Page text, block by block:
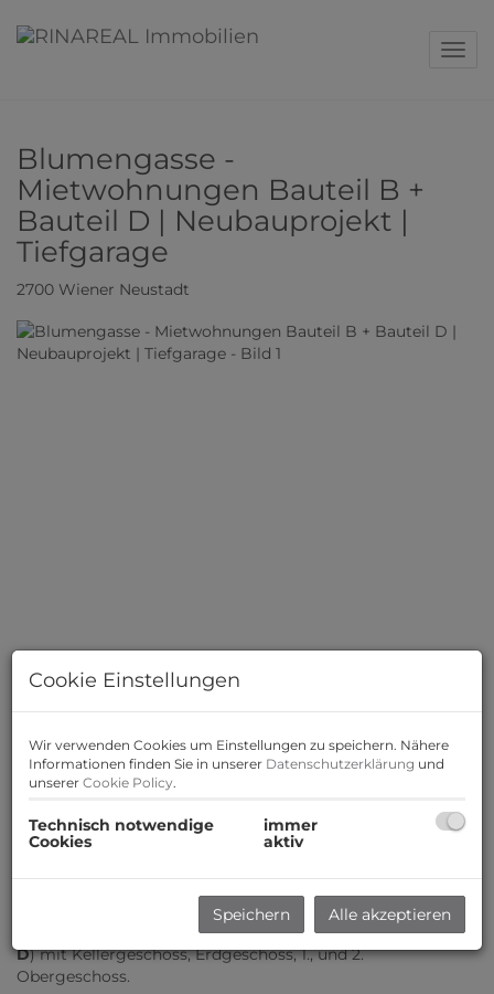
Blumengasse -
Mietwohnungen Bauteil B +
Bauteil D | Neubauprojekt |
Tiefgarage
2700 Wiener Neustadt
Blumengasse / Brodingergasse in Wr.
gliedert sich in 4 Baukörper (Bauteil A,B, C und
D) mit Kellergeschoss, Erdgeschoss, 1., und 2.
Obergeschoss.
Cookie Einstellungen
Wir verwenden Cookies um Einstellungen zu speichern. Nähere
Informationen finden Sie in unserer Datenschutzerklärung und
unserer Cookie Policy.
Technisch notwendige
Cookies
immer
aktiv
Speichern Alle akzeptieren